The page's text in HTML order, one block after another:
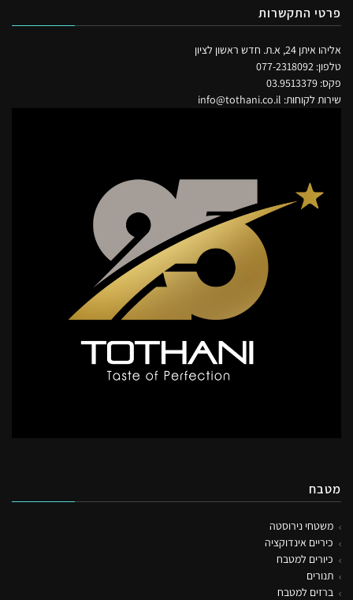
פרטי התקשרות
אליהו איתן 24, א.ת. חדש ראשון לציון
טלפון: 077-2318092
פקס: 03.9513379
שירות לקוחות: info@tothani.co.il
מטבח
משטחי נירוסטה
כיריים אינדוקציה
כיורים למטבח
תנורים
ברזים למטבח